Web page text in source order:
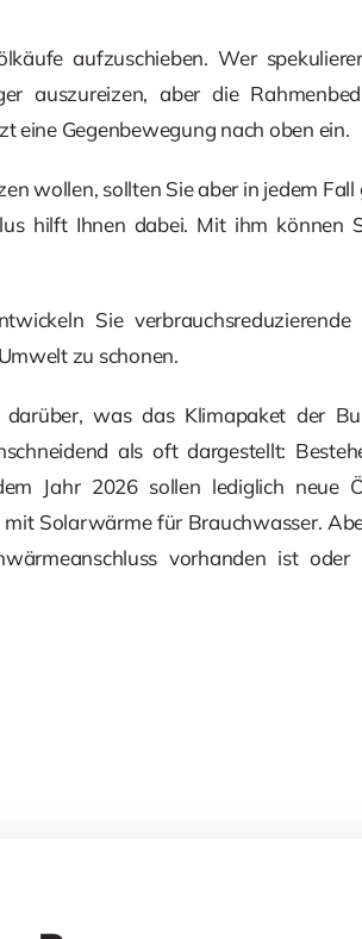
aufzuschieben. Wer
auszureizen, aber die
eine Gegenbewegung nach oben ein.
wollen, sollten Sie aber in jedem
hilft Ihnen dabei. Mit ihm können
Sie
zu schonen.
was das Klimapaket der
als oft dargestellt:
Jahr 2026 sollen lediglich neue
Solarwärme für Brauchwasser.
vorhanden ist